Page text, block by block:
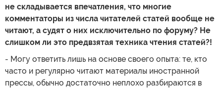
не складывается впечатления, что многие
комментаторы из числа читателей статей вообще не
читают, а судят о них исключительно по форуму? Не
слишком ли это предвзятая техника чтения статей?!
- Могу ответить лишь на основе своего опыта: те, кто
часто и регулярно читают материалы иностранной
прессы, обычно достаточно неплохо разбираются в